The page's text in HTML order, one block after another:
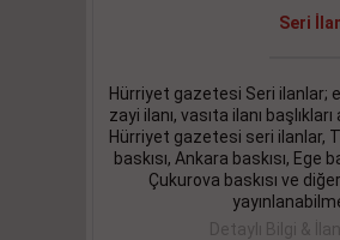
Seri
Hürriyet gazetesi Seri ilanlar;
zayi ilanı, vasıta ilanı
Hürriyet gazetesi seri ilanlar,
baskısı, Ankara baskısı, Ege
Çukurova baskısı ve
Detaylı Bilgi &